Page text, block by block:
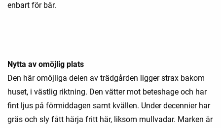
enbart för bär.
Nytta av omöjlig plats
Den här omöjliga delen av trädgården ligger strax bakom
huset, i västlig riktning. Den vätter mot beteshage och har
fint ljus på förmiddagen samt kvällen. Under decennier har
gräs och sly fått härja fritt här, liksom mullvadar. Marken är